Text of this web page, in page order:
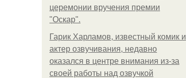
церемонии вручения премии
"Оскар".
Гарик Харламов, известный комик и
актер озвучивания, недавно
оказался в центре внимания из-за
своей работы над озвучкой